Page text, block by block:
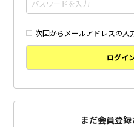
次回からメールアドレスの入
ログイ
まだ会員登